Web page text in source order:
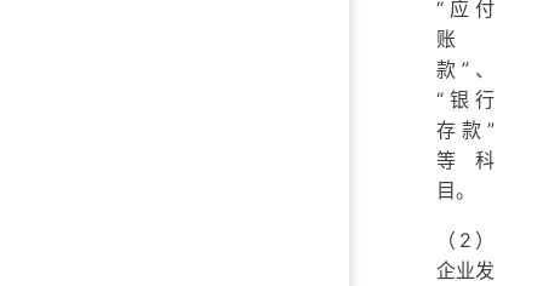
“应付
账
款”、
“银行
存款”
等科
目。
（2）
企业发